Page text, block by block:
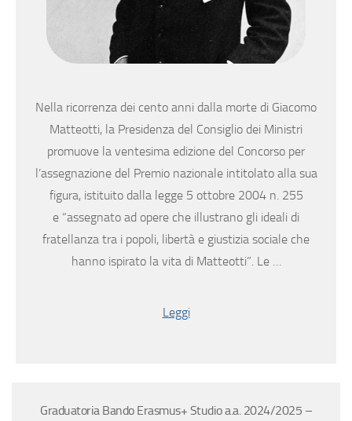
Nella ricorrenza dei cento anni dalla morte di Giacomo
Matteotti, la Presidenza del Consiglio dei Ministri
promuove la ventesima edizione del Concorso per
l’assegnazione del Premio nazionale intitolato alla sua
figura, istituito dalla legge 5 ottobre 2004 n. 255
e “assegnato ad opere che illustrano gli ideali di
fratellanza tra i popoli, libertà e giustizia sociale che
hanno ispirato la vita di Matteotti”. Le …
Leggi
Graduatoria Bando Erasmus+ Studio a.a. 2024/2025 –